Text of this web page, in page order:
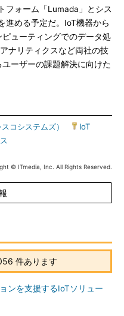
フォーム「Lumada」とシス
進める予定だ。IoT機器から
ューティングでのデータ処
ナリティクスなど両社の技
ーザーの課題解決に向けた
コシステムズ） IoT
© ITmedia, Inc. All Rights Reserved.
件あります
ンを支援するIoTソリュー